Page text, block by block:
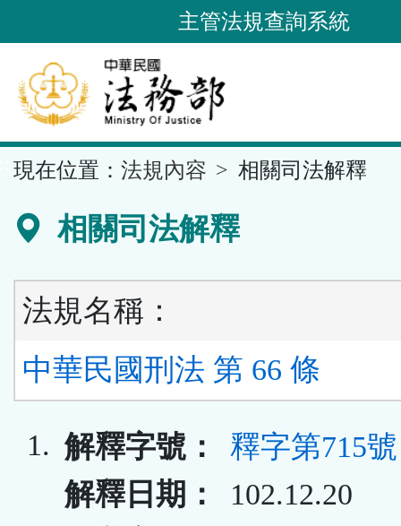
到
要
內
容
區
主管法規查詢系統
現在位置： 法規內容 相關司法解釋
相關司法解釋
法規名稱：
中華民國刑法 第 66 條
1. 解釋字號：
釋字第715號
解釋日期：
102.12.20